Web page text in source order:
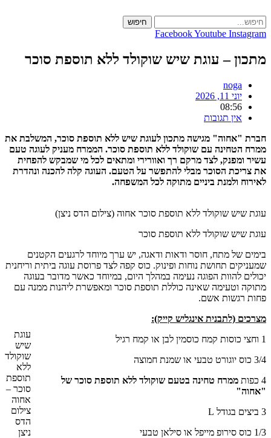
to
content
חיפוש
FacebookYoutube Instagram
מתכון – עוגת שיש שוקולד ללא תוספת סוכר
noga
יוני 11, 2026
08:56
אין תגובות
חברת "אחוה" מגישה מתכון לעוגת שיש ללא תוספת סוכר, המשלבת את
ממרח הטחינה עם שוקולד ללא תוספת סוכר. הממרח מעניק לעוגה טעם
עשיר ומפנק, לצד מרקם רך ואוורירי ומתאים לכל מי שמבקש להפחית
את צריכת הסוכר מבלי להתפשר על הטעם. העוגה קלה להכנה ונהדרת
לאירוח ולמנת ביניים מתוקה לכל המשפחה.
עוגת שיש שוקולד ללא תוספת סוכר אחוה (צילום הדס ניצן)
עוגת שיש שוקולד ללא תוספת סוכר
בימים של מתח, חוסר ודאות ודאגה, יש ערך מיוחד לרגעים הקטנים
שמעניקים תחושת נוחות ופינוק. כוס קפה לצד פרוסת עוגה ביתית וריחנית
יכולים להוות הפוגה נעימה במהלך היום, במיוחד כאשר מדובר בעוגה
מתוקה וטעימה שאינה כוללת תוספת סוכר ומאפשרת ליהנות ממנה עם
פחות רגשות אשם.
עוגת
שיש
שוקולד
ללא
תוספת
סוכר –
אחוה
צילום
הדס
ניצן
מצרכים (לתבנית אינגליש קייק):
1 וחצי כוסות קמח כוסמין לבן או קמח רגיל
3/4 כוס יוגורט טבעי או שמנת חמוצה
4 כפות
ממרח טחינה בטעם שוקולד ללא תוספת סוכר של
"אחוה"
3 ביצים בגודל L
1/3 כוס סירופ מייפל או סילאן טבעי